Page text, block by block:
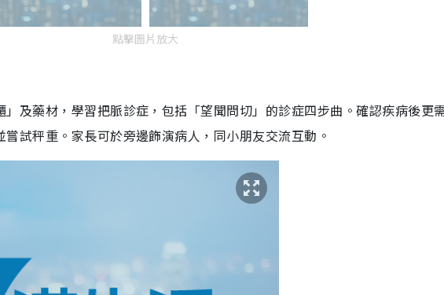
點擊圖片放大
及藥材，學習把脈診症，包括「望聞問切」的診症四步曲。確認疾病後更
試秤重。家長可於旁邊飾演病人，同小朋友交流互動。